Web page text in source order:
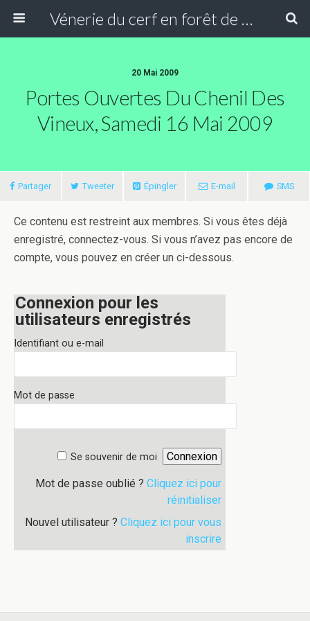
Vénerie du cerf en forêt de Compiègne
20 Mai 2009
Portes Ouvertes Du Chenil Des
Vineux, Samedi 16 Mai 2009
Partager Tweeter Épingler E-mail SMS
Ce contenu est restreint aux membres. Si vous êtes déjà
enregistré, connectez-vous. Si vous n’avez pas encore de
compte, vous pouvez en créer un ci-dessous.
Connexion pour les
utilisateurs enregistrés
Identifiant ou e-mail
Mot de passe
Se souvenir de moi
Mot de passe oublié ? Cliquez ici pour
réinitialiser
Nouvel utilisateur ? Cliquez ici pour vous
inscrire